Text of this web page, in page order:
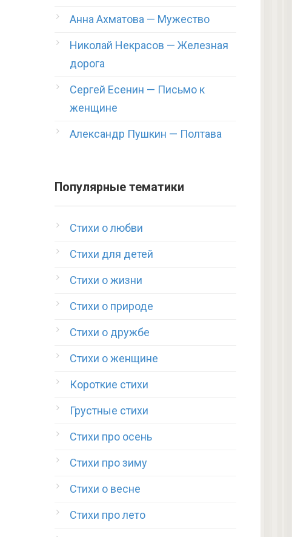
Анна Ахматова — Мужество
Николай Некрасов — Железная
дорога
Сергей Есенин — Письмо к
женщине
Александр Пушкин — Полтава
Популярные тематики
Стихи о любви
Стихи для детей
Стихи о жизни
Стихи о природе
Стихи о дружбе
Стихи о женщине
Короткие стихи
Грустные стихи
Стихи про осень
Стихи про зиму
Стихи о весне
Стихи про лето